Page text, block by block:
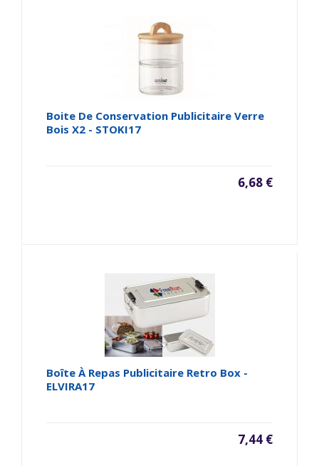
Boite De Conservation Publicitaire Verre
Bois X2 - STOKI17
6,68 €
Boîte À Repas Publicitaire Retro Box -
ELVIRA17
7,44 €